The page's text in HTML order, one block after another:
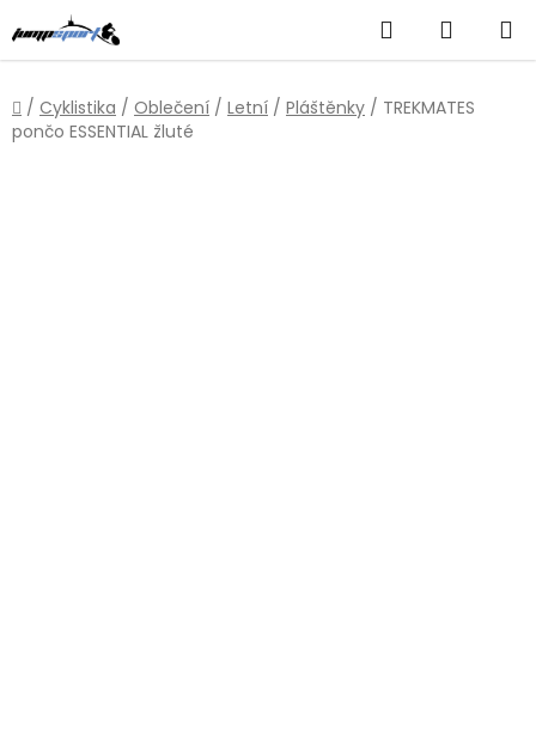
na
obsah
Hledat
KOŠÍK
Domů
/ Cyklistika / Oblečení / Letní / Pláštěnky / TREKMATES
pončo ESSENTIAL žluté